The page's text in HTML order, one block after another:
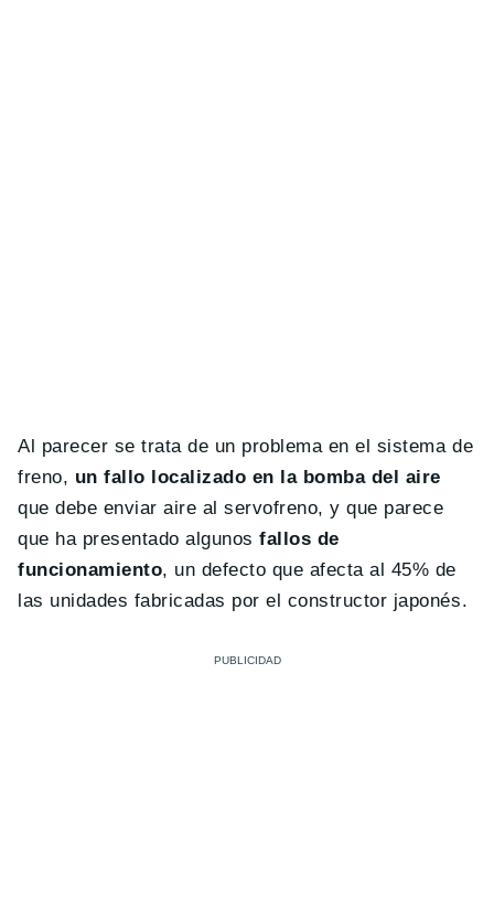
Al parecer se trata de un problema en el sistema de
freno, un fallo localizado en la bomba del aire
que debe enviar aire al servofreno, y que parece
que ha presentado algunosfallos de
funcionamiento, un defecto que afecta al 45% de
las unidades fabricadas por el constructor japonés.